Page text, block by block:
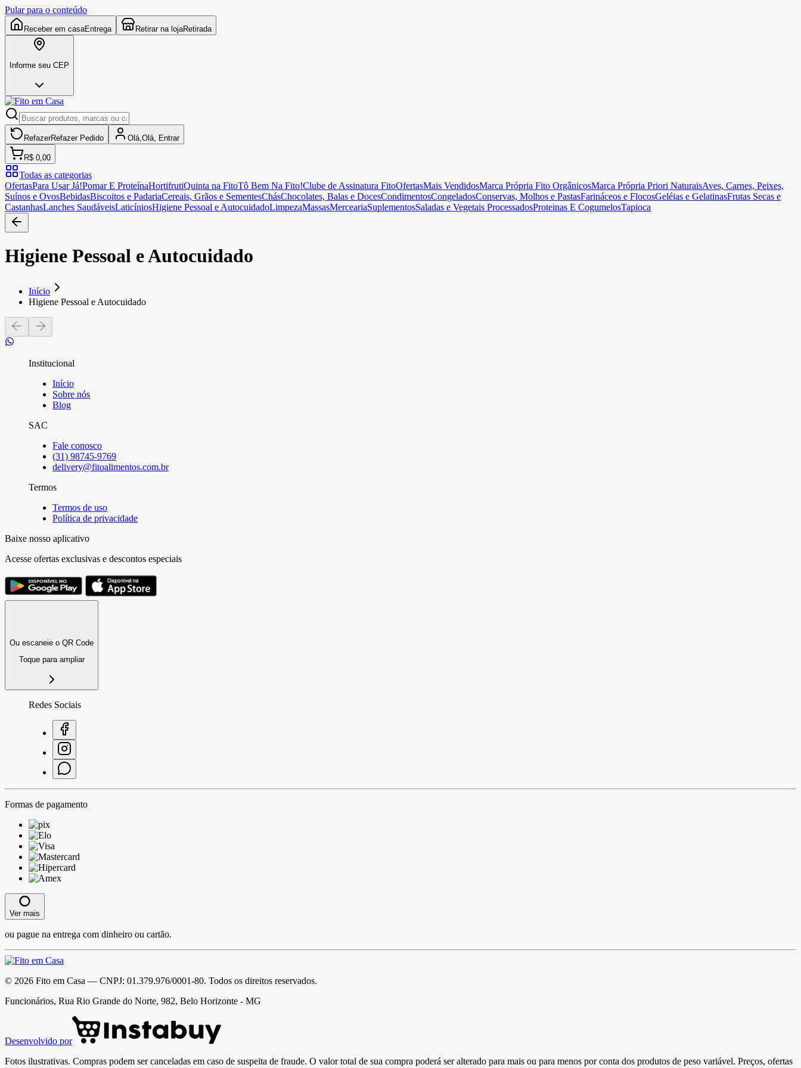
Pular para o conteúdo
Receber em casaEntrega Retirar na lojaRetirada
Informe seu CEP
RefazerRefazer Pedido Olá, Olá, Entrar
R$ 0,00
Todas as categorias
OfertasPara Usar Já!Pomar E ProteínaHortifrutiQuinta na FitoTô Bem Na Fito!Clube de Assinatura FitoOfertasMais VendidosMarca Própria Fito OrgânicosMarca Própria Priori NaturaisAves, Carnes, Peixes,
Suínos e OvosBebidasBiscoitos e PadariaCereais, Grãos e SementesChásChocolates, Balas e DocesCondimentosCongeladosConservas, Molhos e PastasFarináceos e FlocosGeléias e GelatinasFrutas Secas e
CastanhasLanches SaudáveisLaticíniosHigiene Pessoal e AutocuidadoLimpezaMassasMerceariaSuplementosSaladas e Vegetais ProcessadosProteinas E CogumelosTapioca
Higiene Pessoal e Autocuidado
Início
Higiene Pessoal e Autocuidado
Institucional
Início
Sobre nós
Blog
SAC
Fale conosco
(31) 98745-9769
delivery@fitoalimentos.com.br
Termos
Termos de uso
Política de privacidade
Baixe nosso aplicativo
Acesse ofertas exclusivas e descontos especiais
Ou escaneie o QR Code
Toque para ampliar
Redes Sociais
Formas de pagamento
Ver mais
ou pague na entrega com dinheiro ou cartão.
© 2026 Fito em Casa — CNPJ: 01.379.976/0001-80. Todos os direitos reservados.
Funcionários, Rua Rio Grande do Norte, 982, Belo Horizonte - MG
Desenvolvido por
Fotos ilustrativas. Compras podem ser canceladas em caso de suspeita de fraude. O valor total de sua compra poderá ser alterado para mais ou para menos por conta dos produtos de peso variável. Preços, ofertas